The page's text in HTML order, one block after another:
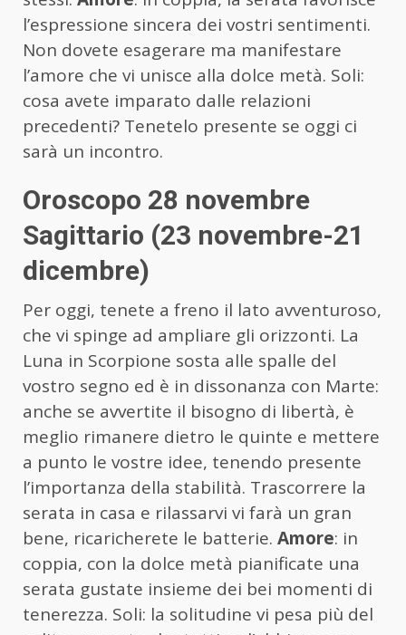
l’espressione sincera dei vostri sentimenti.
Non dovete esagerare ma manifestare
l’amore che vi unisce alla dolce metà. Soli:
cosa avete imparato dalle relazioni
precedenti? Tenetelo presente se oggi ci
sarà un incontro.
Oroscopo 28 novembre
Sagittario (23 novembre-21
dicembre)
Per oggi, tenete a freno il lato avventuroso,
che vi spinge ad ampliare gli orizzonti. La
Luna in Scorpione sosta alle spalle del
vostro segno ed è in dissonanza con Marte:
anche se avvertite il bisogno di libertà, è
meglio rimanere dietro le quinte e mettere
a punto le vostre idee, tenendo presente
l’importanza della stabilità. Trascorrere la
serata in casa e rilassarvi vi farà un gran
bene, ricaricherete le batterie. Amore: in
coppia, con la dolce metà pianificate una
serata gustate insieme dei bei momenti di
tenerezza. Soli: la solitudine vi pesa più del